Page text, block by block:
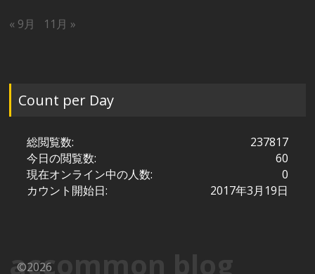
« 9月 11月 »
Count per Day
237817
総閲覧数:
60
今日の閲覧数:
0
現在オンライン中の人数:
2017年3月19日
カウント開始日:
accommon blog
©2026